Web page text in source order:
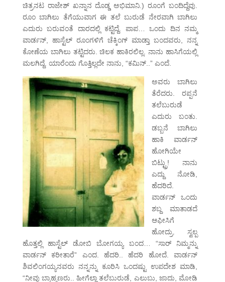
ಚಿತ್ರನಟ ರಾಜೇಶ್ ಖನ್ನಾನ ದೊಡ್ಡ ಅಭಿಮಾನಿ.) ರೂಂಗೆ ಬಂದಿದ್ದೆವು.
ರೂಂ ಬಾಗಿಲು ತೆಗೆಯುವಾಗ ಈ ತಲೆ ಬುರುಡೆ ನೇರವಾಗಿ ಬಾಗಿಲು
ಎದುರು ಬರುವಂತೆ ದಾರದಲ್ಲಿ ಕಟ್ಟಿದ್ದೆ. ಪಾಪ… ಒಂದು ದಿನ ನಮ್ಮ
ವಾರ್ಡನ್, ಹಾಸ್ಟೆಲ್ ರೂಂಗಳಿಗೆ ಚೆಕ್ಕಿಂಗ್ ಮಾಡ್ತಾ ಬಂದವರು, ನನ್ನ
ಕೋಣೆಯ ಬಾಗಿಲು ತಟ್ಟಿದರು. ಚಿಲಕ ಹಾಕಿರಲಿಲ್ಲ. ನಾನು ಹಾಸಿಗೆಯಲ್ಲಿ
ಮಲಗಿದ್ದೆ. ಯಾರೆಂದು ಗೊತ್ತಿಲ್ಲದೇ ನಾನು, “ಕಮಿನ್..” ಎಂದೆ.
ಅವರು ಬಾಗಿಲು
ತೆರೆದರು. ರಪ್ಪನೆ
ತಲೆಬುರುಡೆ
ಎದುರು ಬಂತು.
ಡಬ್ಬನೆ ಬಾಗಿಲು
ಹಾಕಿ ವಾರ್ಡನ್
ಹೋಗಿಯೇ
ಬಿಟ್ಟ್ರು! ನಾನು
ಎದ್ದು ನೋಡಿ,
ಹೆದರಿದೆ.
ವಾರ್ಡನ್ ಒಂದು
ಶಬ್ದ ಮಾತಾಡದೆ
ಆಫೀಸಿಗೆ
ಹೋದ್ರು. ಸ್ವಲ್ಪ
ಹೊತ್ತಲ್ಲಿ ಹಾಸ್ಟೆಲ್ ಡೋಬಿ ಬೋಗಯ್ಯ ಬಂದ… “ಸಾರ್ ನಿಮ್ಮನ್ನು
ವಾರ್ಡನ್ ಕರೀತಾರೆ” ಎಂದ. ಹೆದರಿ.. ಹೆದರಿ ಹೋದೆ. ವಾರ್ಡನ್
ಶಿವಲಿಂಗಯ್ಯನವರು ನನ್ನನ್ನು ಕೂರಿಸಿ ಒಂದಷ್ಟು ಉಪದೇಶ ಮಾಡಿ,
“ನೀವು ಬ್ರಾಹ್ಮಣರು.. ಹೀಗೆಲ್ಲಾ ತಲೆಬುರುಡೆ, ಎಲುಬು, ಜಾದು, ಮೋಡಿ